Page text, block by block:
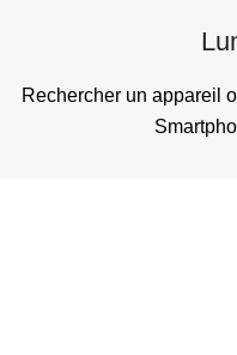
Rechercher un appareil